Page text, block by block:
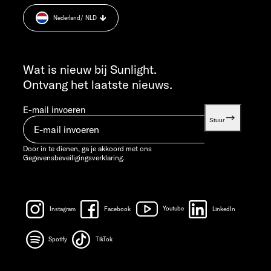
MA T/M DO 7:30 - 12:00 UUR EN 13:00 - 16:00 UUR
VR 7:30 - 12:00 UUR
info@sunlight.de
Cookie Consent
Informatie over het gewicht.
Wat is nieuw bij Sunlight.
Ontvang het laatste nieuws.
E-mail invoeren
Stuur
Door in te dienen, ga je akkoord met ons
Gegevensbeveiligingsverklaring.
Instagram Facebook Youtube LinkedIn
Spotify TikTok
Nederland / NLD